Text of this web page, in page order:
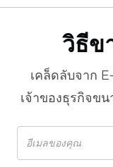
วิธีข
เคล็ดลับจาก
เจ้าของธุรกิจข